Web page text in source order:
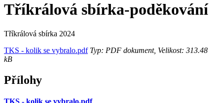
Tříkrálová sbírka-poděkování
Tříkrálová sbírka 2024
TKS - kolik se vybralo.pdfTyp: PDF dokument, Velikost: 313.48
kB
Přílohy
TKS - kolik se vybralo.pdf